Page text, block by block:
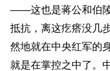
——这也是蒋公和伯
抵抗，离这疙瘩没几
然地就在中央红军
就是在掌控之中了。